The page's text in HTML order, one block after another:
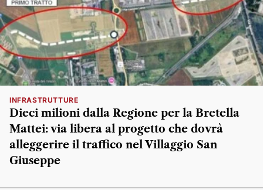
INFRASTRUTTURE
Dieci milioni dalla Regione per la Bretella
Mattei: via libera al progetto che dovrà
alleggerire il traffico nel Villaggio San
Giuseppe